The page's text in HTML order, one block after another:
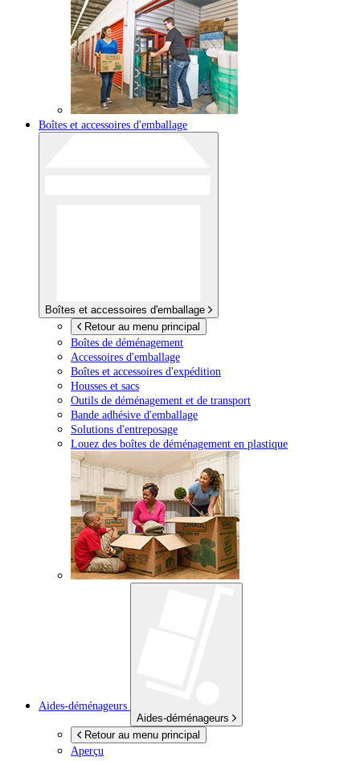
Boîtes et accessoires d'emballage
Boîtes et accessoires d'emballage
Retour au menu principal
Boîtes de déménagement
Accessoires d'emballage
Boîtes et accessoires d'expédition
Housses et sacs
Outils de déménagement et de transport
Bande adhésive d'emballage
Solutions d'entreposage
Louez des boîtes de déménagement en plastique
Aides-déménageurs
Aides-déménageurs
Retour au menu principal
Aperçu